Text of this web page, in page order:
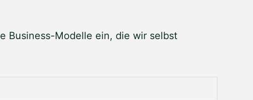
Business-Modelle ein, die wir selbst